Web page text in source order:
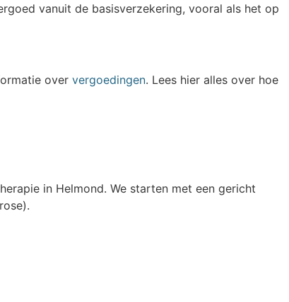
vanuit de basisverzekering, vooral als het op
over vergoedingen. Lees hier alles over hoe
in Helmond. We starten met een gericht